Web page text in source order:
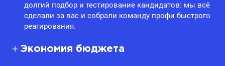
долгий подбор и тестирование кандидатов: мы всё
сделали за вас и собрали команду профи быстрого
реагирования.
Экономия бюджета